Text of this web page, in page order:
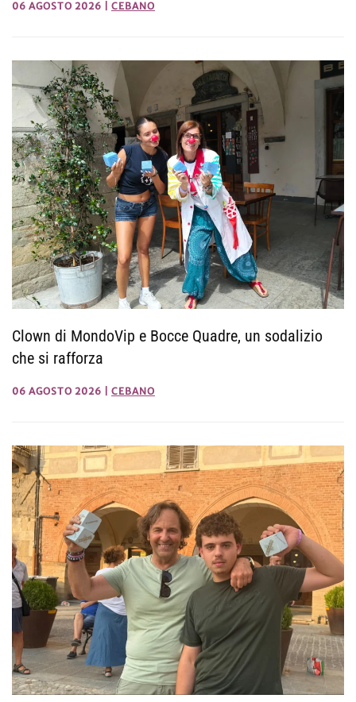
06 AGOSTO 2026 CEBANO
Clown di MondoVip e Bocce Quadre, un sodalizio
che si rafforza
06 AGOSTO 2026 CEBANO